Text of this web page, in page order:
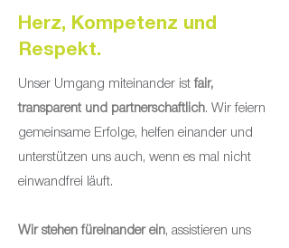
Herz, Kompetenz und
Respekt.
Unser Umgang miteinander istfair,
transparent und partnerschaftlich. Wir feiern
gemeinsame Erfolge, helfen einander und
unterstützen uns auch, wenn es mal nicht
einwandfrei läuft.
Wir stehen füreinander ein, assistieren uns